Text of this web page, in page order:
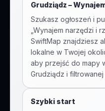
Grudziądz –
Szukasz ogłoszeń i
Wynajem narzędzi i
SwiftMap znajdziesz
lokalne w Twojej
aby przejść do mapy
Grudziądz i
Szybki start